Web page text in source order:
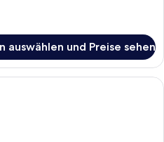
auswählen und Preise sehen
Ein Hotelzimmer mit zwei Betten,